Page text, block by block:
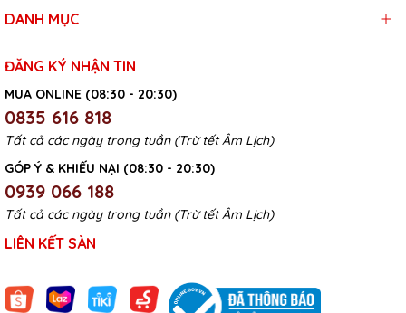
DANH MỤC
ĐĂNG KÝ NHẬN TIN
MUA ONLINE (08:30 - 20:30)
0835 616 818
Tất cả các ngày trong tuần (Trừ tết Âm Lịch)
GÓP Ý & KHIẾU NẠI (08:30 - 20:30)
0939 066 188
Tất cả các ngày trong tuần (Trừ tết Âm Lịch)
LIÊN KẾT SÀN